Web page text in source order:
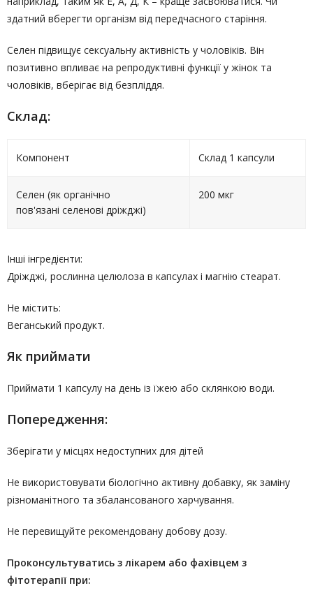
здатний вберегти організм від передчасного старіння.
Селен підвищує сексуальну активність у чоловіків. Він
позитивно впливає на репродуктивні функції у жінок та
чоловіків, вберігає від безпліддя.
Склад:
Компонент Склад 1 капсули
Селен (як органічно
пов'язані селенові дріжджі)
200 мкг
Інші інгредієнти:
Дріжджі, рослинна целюлоза в капсулах і магнію стеарат.
Не містить:
Веганський продукт.
Як приймати
Приймати 1 капсулу на день із їжею або склянкою води.
Попередження:
Зберігати у місцях недоступних для дітей
Не використовувати біологічно активну добавку, як заміну
різноманітного та збалансованого харчування.
Не перевищуйте рекомендовану добову дозу.
Проконсультуватись з лікарем або фахівцем з
фітотерапії при: